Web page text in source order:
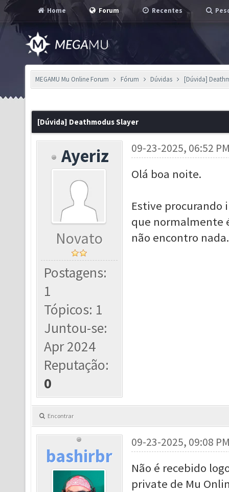
Home Forum Recentes
MEGAMU Mu Online Forum Fórum Dúvidas [Dúvida]
[Dúvida] Deathmodus Slayer
Ayeriz
Novato
Postagens:
1
Tópicos: 1
Juntou-se:
Apr 2024
Reputação:
0
09-23-2025, 06:52
Olá boa noite.
Estive procurando
que normalmente
não encontro
Encontrar
bashirbr
09-23-2025, 09:08
Não é recebido
private de Mu